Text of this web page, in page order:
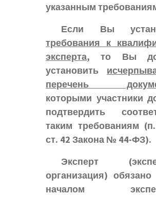
указанным
Если Вы
требования к
эксперта, то Вы
установить
перечень
которыми участники
подтвердить
таким требованиям
ст. 42 Закона № 44-ФЗ).
Эксперт
организация) обязано
началом